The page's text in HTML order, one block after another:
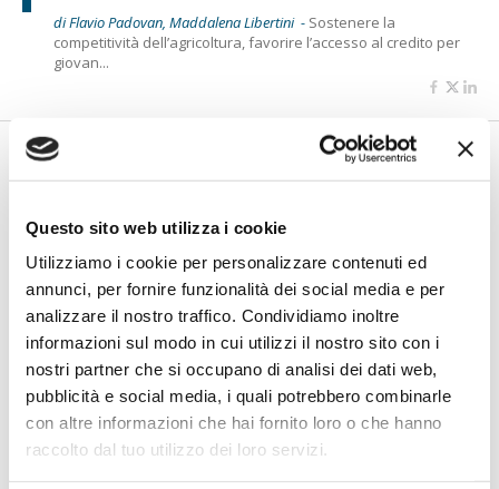
Questo sito web utilizza i cookie
Utilizziamo i cookie per personalizzare contenuti ed
annunci, per fornire funzionalità dei social media e per
analizzare il nostro traffico. Condividiamo inoltre
informazioni sul modo in cui utilizzi il nostro sito con i
nostri partner che si occupano di analisi dei dati web,
pubblicità e social media, i quali potrebbero combinarle
con altre informazioni che hai fornito loro o che hanno
raccolto dal tuo utilizzo dei loro servizi.
di Flavio Padovan, Maddalena Libertini - Sostenere la
competitività dell’agricoltura, favorire l’accesso al credito per
giovan...
BANCAFORTE TV
Ceschi (Accenture): “La Silver Age
non è un segmento unico: servono
servizi su misura”